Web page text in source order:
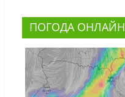
ПОГОДА ОНЛАЙН